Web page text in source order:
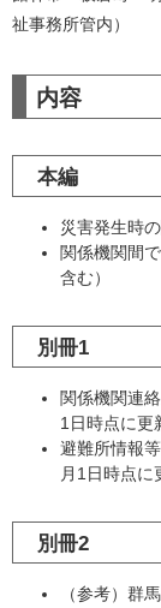
祉事務所管内）
内容
本編
災害発生時
関係機関間
含む）
別冊1
関係機関連
1日時点に更
避難所情報
月1日時点に
別冊2
（参考）群